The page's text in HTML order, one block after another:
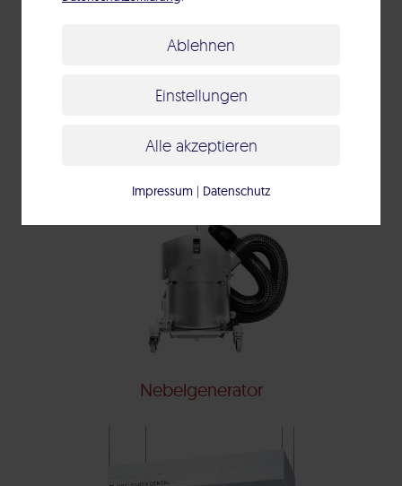
Nebelgenerator
Ablehnen
Einstellungen
Alle akzeptieren
Impressum | Datenschutz